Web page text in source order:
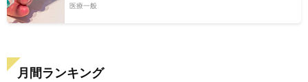
医療一般
月間ランキング